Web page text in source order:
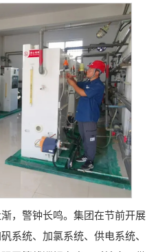
，警钟长鸣。集团在节前开展
系统、加氯系统、供电系统、